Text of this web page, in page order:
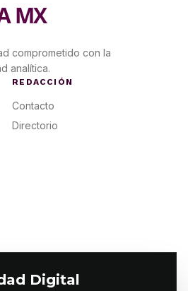
Digital
MX
comprometido con la
analítica.
REDACCIÓN
Contacto
Directorio